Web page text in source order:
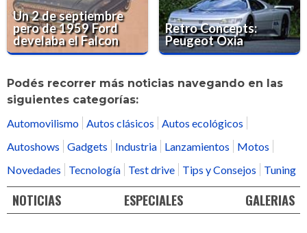
Un 2 de septiembre
pero de 1959 Ford
develaba el Falcon
Retro Concepts:
Peugeot Oxia
Podés recorrer más noticias navegando en las
siguientes categorías:
Automovilismo
Autos clásicos
Autos ecológicos
Autoshows
Gadgets Industria Lanzamientos
Motos
Novedades
Tecnología Test drive Tips y Consejos Tuning
NOTICIAS ESPECIALES GALERIAS